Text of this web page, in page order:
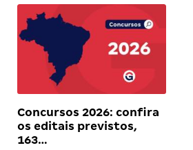
Concursos 2026: confira
os editais previstos,
163…